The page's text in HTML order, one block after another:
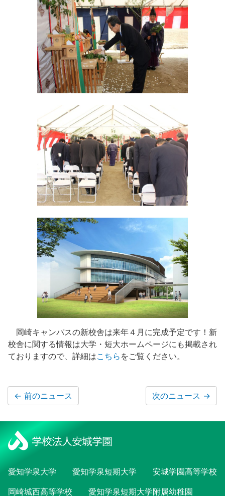
岡崎キャンパスの新校舎は来年４月に完成予定です！新
校舎に関する情報は大学・短大ホームページにも掲載され
ておりますので、詳細はこちら をご覧ください。
← 前のニュース 次のニュース →
愛知学泉大学 愛知学泉短期大学
安城学園高等学校
岡崎城西高等学校
愛知学泉短期大学附属幼稚園